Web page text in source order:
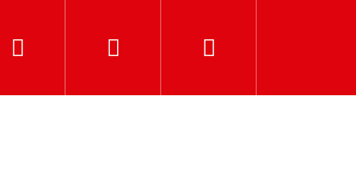
Svíčky Dekor
Přihlášení